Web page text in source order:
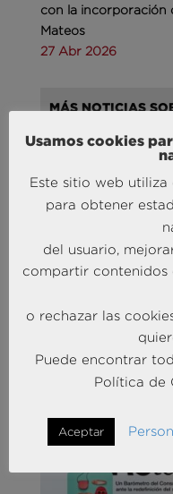
con la incorporación
Mateos
27 Abr 2026
MÁS NOTICIAS
Agencias de viajes:
experiencias
MÁS NOTICIAS
Usamos cookies
Este sitio web
para obtener
del usuario,
compartir contenidos
o rechazar las
Puede encontrar
Política de
Aceptar